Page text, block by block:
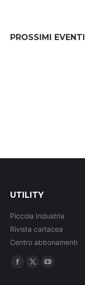
PROSSIMI EVENTI
UTILITY
Piccola Industria
Rivista cartacea
Centro abbonamenti
Ci puoi trovare su:
Facebook
X